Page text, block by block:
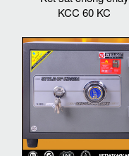
KCC 60 KC